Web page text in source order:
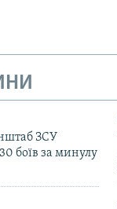
ЗСУ
боїв за минулу